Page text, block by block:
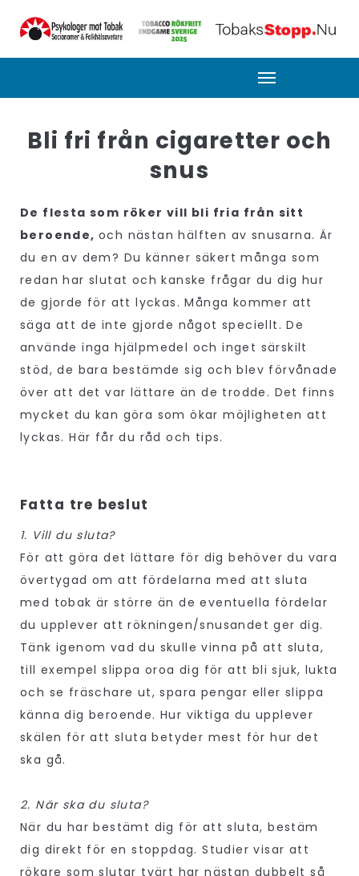
Bli fri från cigaretter och
snus
De flesta som röker vill bli fria från sitt
beroende,och nästan hälften av snusarna. Är
du en av dem? Du känner säkert många som
redan har slutat och kanske frågar du dig hur
de gjorde för att lyckas. Många kommer att
säga att de inte gjorde något speciellt. De
använde inga hjälpmedel och inget särskilt
stöd, de bara bestämde sig och blev förvånade
över att det var lättare än de trodde. Det finns
mycket du kan göra som ökar möjligheten att
lyckas. Här får du råd och tips.
Fatta tre beslut
1. Vill du sluta?
För att göra det lättare för dig behöver du vara
övertygad om att fördelarna med att sluta
med tobak är större än de eventuella fördelar
du upplever att rökningen/snusandet ger dig.
Tänk igenom vad du skulle vinna på att sluta,
till exempel slippa oroa dig för att bli sjuk, lukta
och se fräschare ut, spara pengar eller slippa
känna dig beroende. Hur viktiga du upplever
skälen för att sluta betyder mest för hur det
ska gå.
2. När ska du sluta?
När du har bestämt dig för att sluta, bestäm
dig direkt för en stoppdag. Studier visar att
rökare som slutar tvärt har nästan dubbelt så